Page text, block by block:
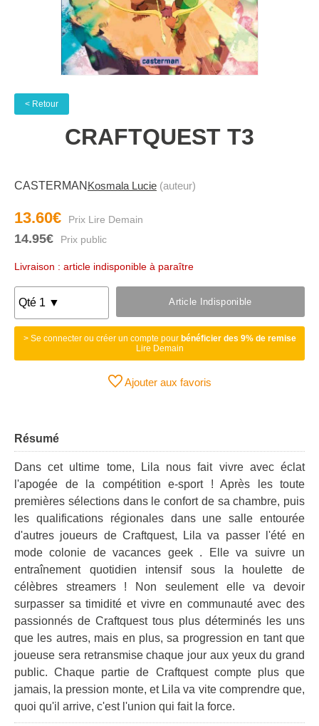
< Retour
CRAFTQUEST T3
CASTERMAN Kosmala Lucie (auteur)
13.60€
14.95€
Livraison : article indisponible à paraître
Article Indisponible
> Se connecter ou créer un compte pour bénéficier des 9% de remise
Lire Demain
Ajouter aux favoris
Résumé
Dans cet ultime tome, Lila nous fait vivre avec éclat
l'apogée de la compétition e-sport ! Après les toute
premières sélections dans le confort de sa chambre, puis
les qualifications régionales dans une salle entourée
d'autres joueurs de Craftquest, Lila va passer l'été en
mode colonie de vacances geek . Elle va suivre un
entraînement quotidien intensif sous la houlette de
célèbres streamers ! Non seulement elle va devoir
surpasser sa timidité et vivre en communauté avec des
passionnés de Craftquest tous plus déterminés les uns
que les autres, mais en plus, sa progression en tant que
joueuse sera retransmise chaque jour aux yeux du grand
public. Chaque partie de Craftquest compte plus que
jamais, la pression monte, et Lila va vite comprendre que,
quoi qu'il arrive, c'est l'union qui fait la force.